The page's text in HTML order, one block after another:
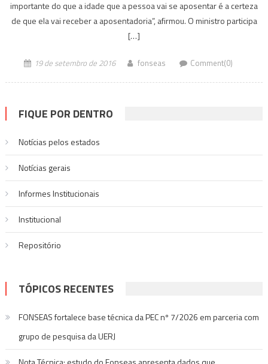
importante do que a idade que a pessoa vai se aposentar é a certeza
de que ela vai receber a aposentadoria”, afirmou. O ministro participa
[…]
19 de setembro de 2016 fonseas Comment(0)
FIQUE POR DENTRO
Notícias pelos estados
Notí­cias gerais
Informes Institucionais
Institucional
Repositório
TÓPICOS RECENTES
FONSEAS fortalece base técnica da PEC nº 7/2026 em parceria com
grupo de pesquisa da UERJ